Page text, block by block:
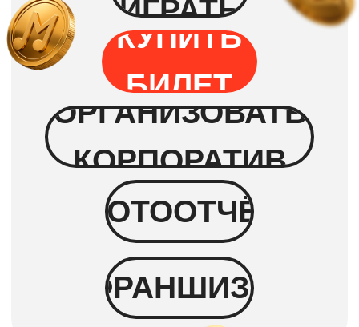
Угадывать ничего не нужно!
Исполнители и названия песен
на экране